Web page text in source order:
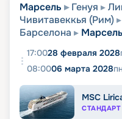
Марсель Генуя
Чивитавеккья (Рим)
Барселона
Марсель
17:0028 февраля 2028
08:0006 марта 2028
MSC
СТАНДАРТ